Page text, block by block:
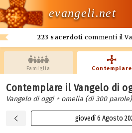
evangeli.net
223 sacerdoti commenti il
Famiglia Contemplare
Contemplare il Vangelo di
Vangelo di oggi + omelia (di 300 parole)
giovedì 6 Agosto